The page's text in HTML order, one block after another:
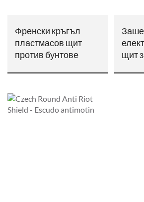
Френски кръгъл
пластмасов щит
против бунтове
щит